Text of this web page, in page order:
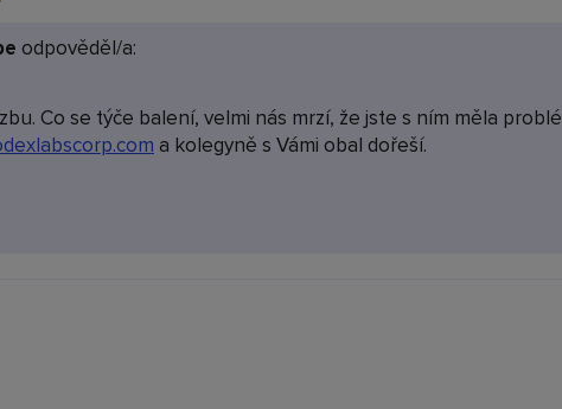
odpověděl/a:
Co se týče balení, velmi nás mrzí, že jste s ním měla
a kolegyně s Vámi obal dořeší.